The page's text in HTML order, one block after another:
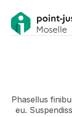
Phasellus
eu.